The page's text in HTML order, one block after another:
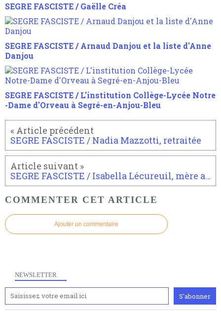
SEGRE FASCISTE / Gaëlle Créa
SEGRE FASCISTE / Arnaud Danjou et la liste d'Anne
Danjou
SEGRE FASCISTE / L'institution Collège-Lycée Notre
-Dame d'Orveau à Segré-en-Anjou-Bleu
SEGRE FASCISTE / Nadia Mazzotti, retraitée
SEGRE FASCISTE / Isabella Lécureuil, mère au foyer
COMMENTER CET ARTICLE
Ajouter un commentaire
NEWSLETTER